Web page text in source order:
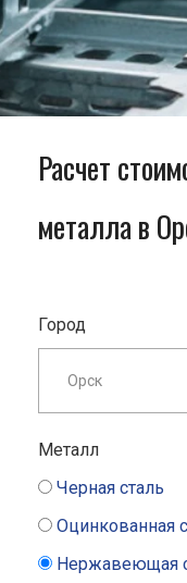
Расчет
металла в
Город
Металл
Черная сталь
Оцинкованная
Нержавеющая